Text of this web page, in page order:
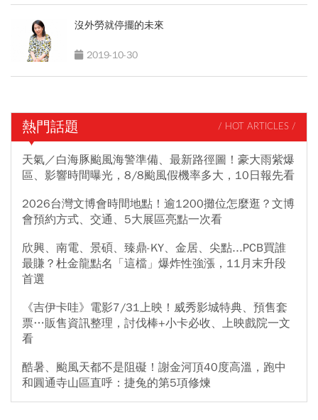
沒外勞就停擺的未來
2019-10-30
熱門話題 / HOT ARTICLES /
天氣／白海豚颱風海警準備、最新路徑圖！豪大雨紫爆
區、影響時間曝光，8/8颱風假機率多大，10日報先看
2026台灣文博會時間地點！逾1200攤位怎麼逛？文博
會預約方式、交通、5大展區亮點一次看
欣興、南電、景碩、臻鼎-KY、金居、尖點...PCB買誰
最賺？杜金龍點名「這檔」爆炸性強漲，11月末升段
首選
《吉伊卡哇》電影7/31上映！威秀影城特典、預售套
票…販售資訊整理，討伐棒+小卡必收、上映戲院一文
看
酷暑、颱風天都不是阻礙！謝金河頂40度高溫，跑中
和圓通寺山區直呼：捷兔的第5項修煉